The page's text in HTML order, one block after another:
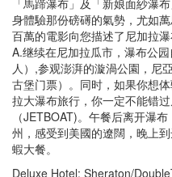
「馬蹄瀑布」及「新娘面紗瀑
身體驗那份磅礡的氣勢，尤如
百萬的電影向您描述了尼加拉
A.继续在尼加拉瓜市，瀑布公
人）,参观澎湃的漩渦公園，尼
古堡门票）。同时，如果你想
拉大瀑布旅行，你一定不能错
（JETBOAT)。午餐后离开瀑
州，感受到美國的遼闊，晚上
蝦大餐。
Deluxe Hotel: Sheraton/